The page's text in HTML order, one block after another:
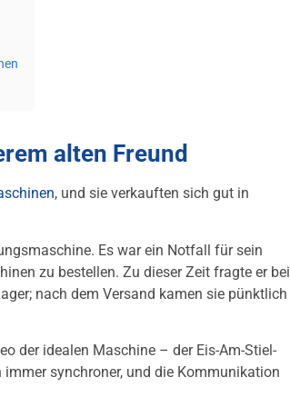
alten Freund
, und sie verkauften sich gut in
Es war ein Notfall für sein
zu bestellen. Zu dieser Zeit fragte er bei
nach dem Versand kamen sie pünktlich
der idealen Maschine – der Eis-Am-Stiel-
synchroner, und die Kommunikation